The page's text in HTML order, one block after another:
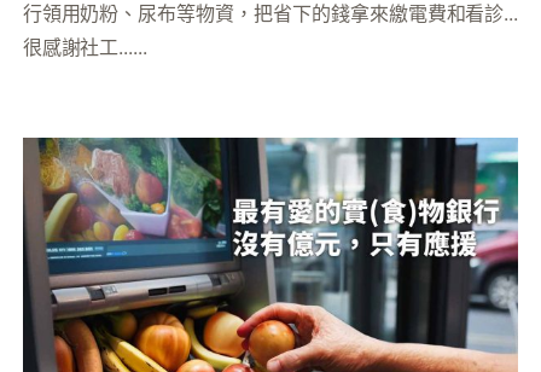
行領用奶粉、尿布等物資，把省下的錢拿來繳電費和看診...
很感謝社工......